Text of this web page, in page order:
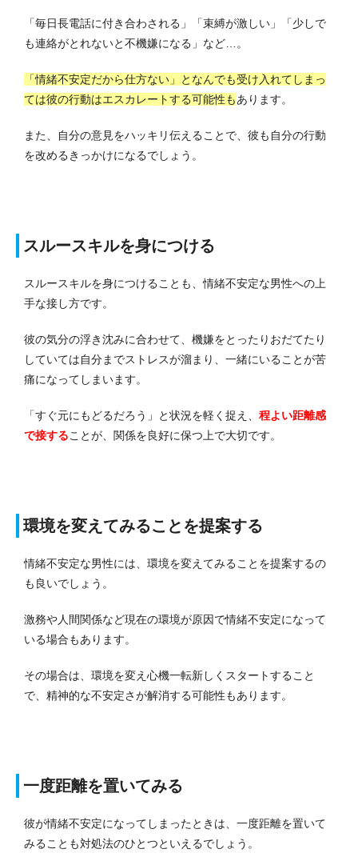
「毎日長電話に付き合わされる」「束縛が激しい」「少しで
も連絡がとれないと不機嫌になる」など…。
「情緒不安定だから仕方ない」となんでも受け入れてしまっ
ては彼の行動はエスカレートする可能性もあります。
また、自分の意見をハッキリ伝えることで、彼も自分の行動
を改めるきっかけになるでしょう。
スルースキルを身につける
スルースキルを身につけるこ とも、情緒不安定な男性への上
手な接し方です。
彼の気分の浮き沈みに合わせて、機嫌をとったりおだてたり
していては自分までストレスが溜まり、一緒にいることが苦
痛になってしまいます。
「すぐ元にもどるだろう」と状況を軽く捉え、 程よい距離感
で接することが、関係を良好に保つ上で大切です。
環境を変えてみることを提案する
情緒不安定な男性には、環境を変えてみることを提案するの
も良いでしょう。
激務や人間関係など現在の環境が原因で情緒不安定になって
いる場合もあります。
その場合は、環境を変え心機一転新しくスタートすること
で、精神的な不安定さが解消する可能性もあります。
一度距離を置いてみる
彼が情緒不安定になってしまったときは、一度距離を置いて
みることも対処法のひとつといえるでしょう。